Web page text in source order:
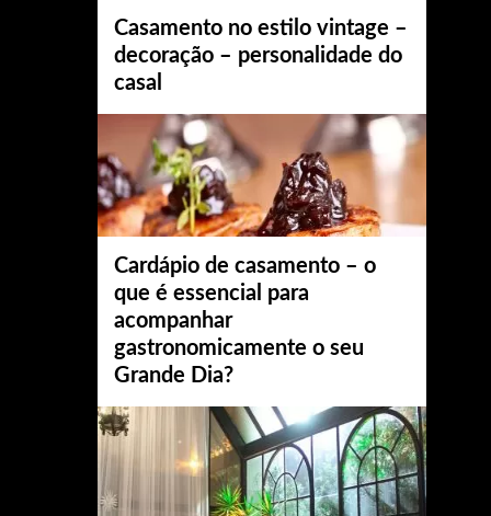
Casamento no estilo vintage –
decoração – personalidade do
casal
Cardápio de casamento – o
que é essencial para
acompanhar
gastronomicamente o seu
Grande Dia?